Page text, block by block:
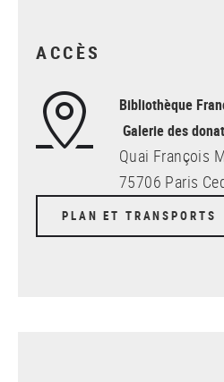
ACCÈS
Bibliothèque
Galerie des
Quai François
75706 Paris
PLAN ET TRANSPORTS